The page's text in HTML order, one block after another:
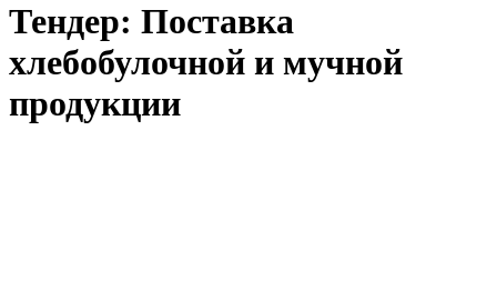
Тендер: Поставка
хлебобулочной и мучной
продукции